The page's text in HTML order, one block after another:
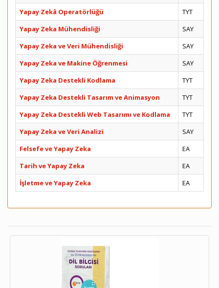
Yapay Zekâ Operatörlüğü
TYT
Yapay Zeka Mühendisliği
SAY
Yapay Zeka ve Veri Mühendisliği
SAY
Yapay Zeka ve Makine Öğrenmesi
SAY
Yapay Zeka Destekli Kodlama
TYT
Yapay Zeka Destekli Tasarım ve Animasyon
TYT
Yapay Zeka Destekli Web Tasarımı ve Kodlama
TYT
Yapay Zeka ve Veri Analizi
SAY
Felsefe ve Yapay Zeka
EA
Tarih ve Yapay Zeka
EA
İşletme ve Yapay Zeka
EA